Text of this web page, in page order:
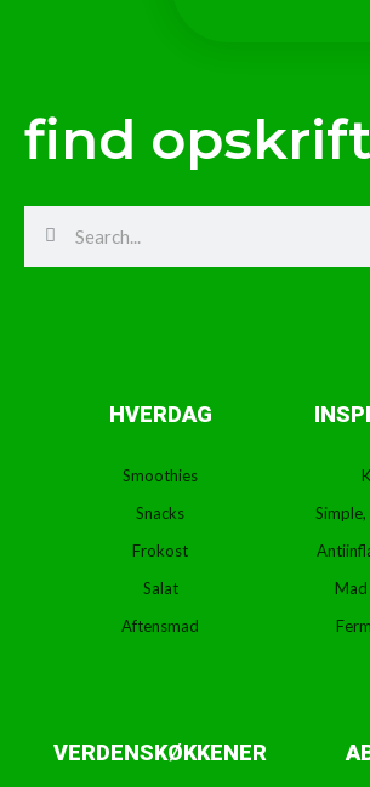
find
HVERDAG
Smoothies
Snacks
Frokost
Salat
Aftensmad
VERDENSKØKKENER